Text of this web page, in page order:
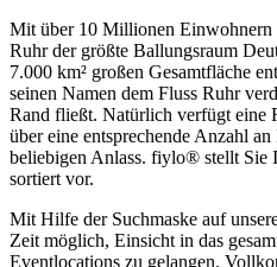
Mit über 10 Millionen
Ruhr der größte Ballungsraum
7.000 km² großen Gesamtfläche
seinen Namen dem Fluss Ruhr
Rand fließt. Natürlich verfügt eine
über eine entsprechende Anzahl
beliebigen Anlass. fiylo® stellt Sie
sortiert vor.
Mit Hilfe der Suchmaske auf
Zeit möglich, Einsicht in das
Eventlocations zu gelangen.